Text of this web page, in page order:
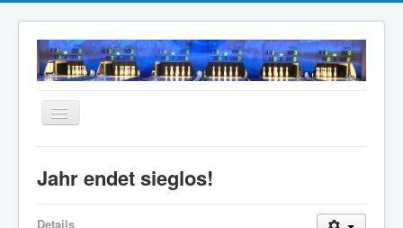
Navigation
an/aus
Neuigkeiten
Mannschaften
Jahr endet sieglos!
Details